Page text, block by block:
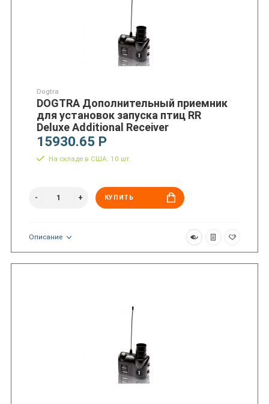
Dogtra
DOGTRA Дополнительный приемник
для установок запуска птиц RR
Deluxe Additional Receiver
15930.65 Р
На складе в США: 10 шт.
КУПИТЬ
Описание